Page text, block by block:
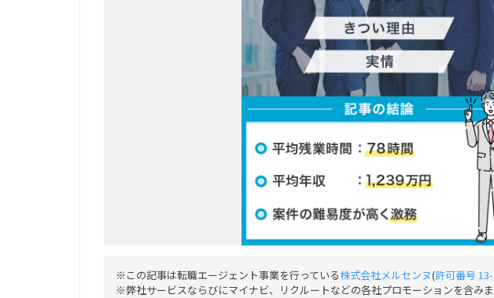
※この記事は転職エージェント事業を行っている株式会社メルセンヌ(許可番号
※弊社サービスならびにマイナビ、リクルートなどの各社プロモーションを含みま